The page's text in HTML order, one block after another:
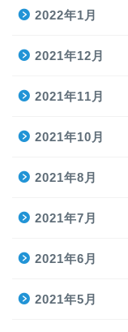
2022年1月
2021年12月
2021年11月
2021年10月
2021年8月
2021年7月
2021年6月
2021年5月